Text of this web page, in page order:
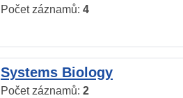
Počet záznamů: 4
Systems Biology
Počet záznamů: 2